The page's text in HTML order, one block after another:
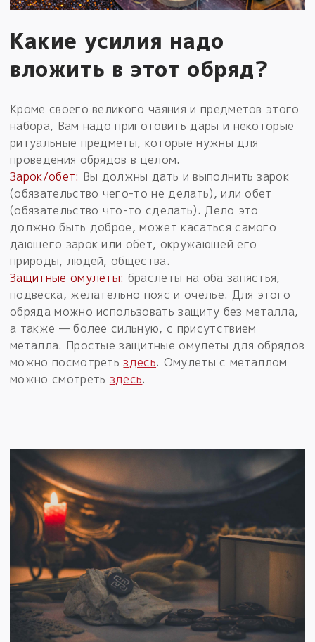
Какие усилия надо
вложить в этот обряд?
Кроме своего великого чаяния и предметов этого
набора, Вам надо приготовить дары и некоторые
ритуальные предметы, которые нужны для
проведения обрядов в целом.
Зарок/обет: Вы должны дать и выполнить зарок
(обязательство чего-то не делать), или обет
(обязательство что-то сделать). Дело это
должно быть доброе, может касаться самого
дающего зарок или обет, окружающей его
природы, людей, общества.
Защитные омулеты: браслеты на оба запястья,
подвеска, желательно пояс и очелье. Для этого
обряда можно использовать защиту без металла,
а также — более сильную, с присутствием
металла. Простые защитные омулеты для обрядов
можно посмотретьздесь. Омулеты с металлом
можно смотреть здесь.